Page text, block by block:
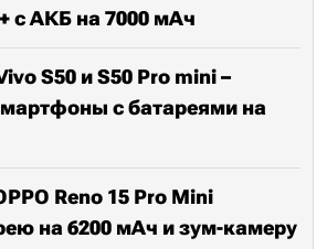
с АКБ на 7000 мАч
S50 и S50 Pro mini –
с батареями на
Reno 15 Pro Mini
на 6200 мАч и зум-камеру